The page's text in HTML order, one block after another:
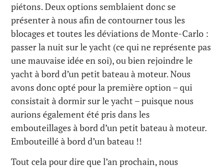
piétons. Deux options semblaient donc se
présenter à nous afin de contourner tous les
blocages et toutes les déviations de Monte-Carlo :
passer la nuit sur le yacht (ce qui ne représente pas
une mauvaise idée en soi), ou bien rejoindre le
yacht à bord d’un petit bateau à moteur. Nous
avons donc opté pour la première option – qui
consistait à dormir sur le yacht – puisque nous
aurions également été pris dans les
embouteillages à bord d’un petit bateau à moteur.
Embouteillé à bord d’un bateau !!
Tout cela pour dire que l’an prochain, nous